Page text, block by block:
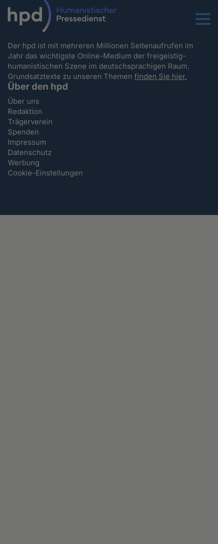
Menu
Der hpd ist mit mehreren Millionen Seitenaufrufen im
Jahr das wichtigste Online-Medium der freigeistig-
humanistischen Szene im deutschsprachigen Raum.
Grundsatztexte zu unseren Themenfinden Sie hier.
Über den hpd
Über uns
Redaktion
Trägerverein
Spenden
Impressum
Datenschutz
Werbung
Cookie-Einstellungen